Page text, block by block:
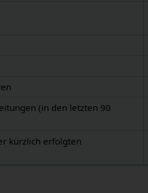
(in den letzten 90
kürzlich erfolgten